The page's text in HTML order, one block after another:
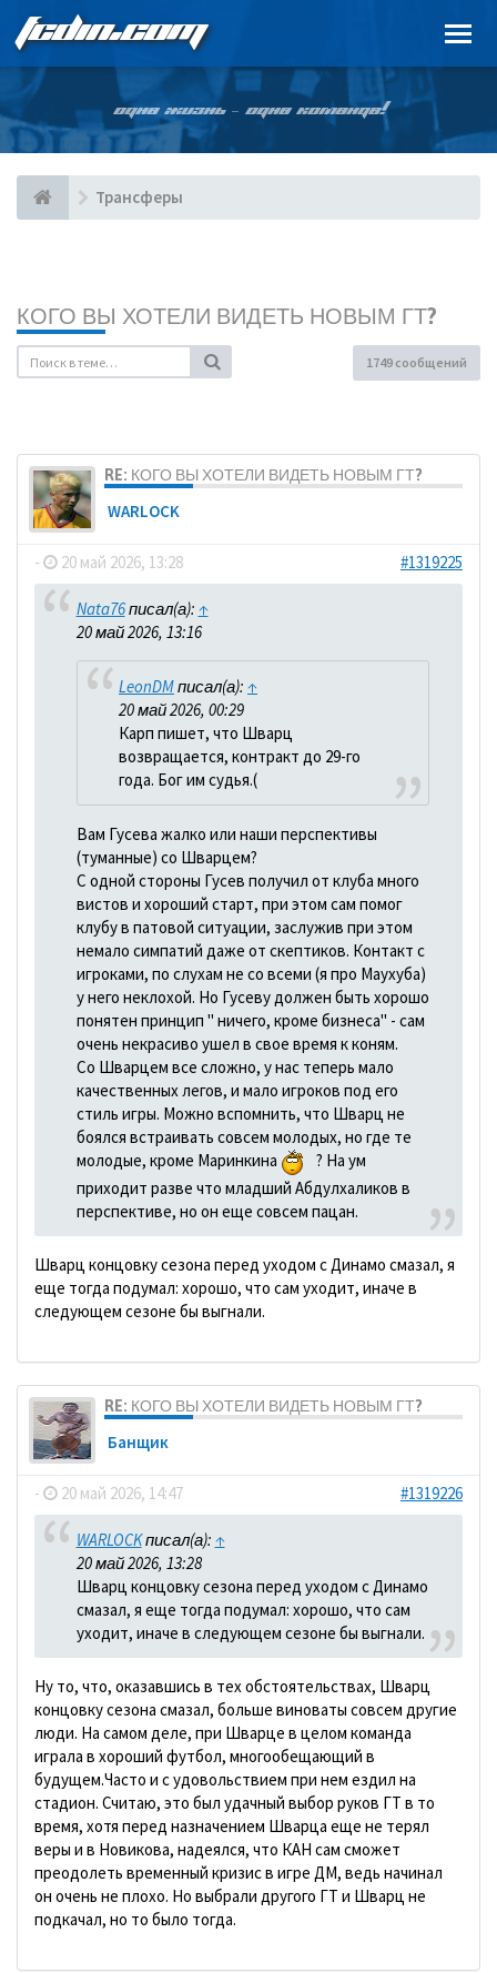
FCDIN.COM
ОДНА ЖИЗНЬ – ОДНА КОМАНДА!
Трансферы
КОГО ВЫ ХОТЕЛИ ВИДЕТЬ НОВЫМ ГТ?
1749 сообщений
RE: КОГО ВЫ ХОТЕЛИ ВИДЕТЬ НОВЫМ ГТ?
WARLOCK
- 20 май 2026, 13:28 #1319225
Nata76писал(а): ↑
20 май 2026, 13:16
LeonDMписал(а): ↑
20 май 2026, 00:29
Карп пишет, что Шварц
возвращается, контракт до 29-го
года. Бог им судья.(
Вам Гусева жалко или наши перспективы
(туманные) со Шварцем?
С одной стороны Гусев получил от клуба много
вистов и хороший старт, при этом сам помог
клубу в патовой ситуации, заслужив при этом
немало симпатий даже от скептиков. Контакт с
игроками, по слухам не со всеми (я про Маухуба)
у него неклохой. Но Гусеву должен быть хорошо
понятен принцип " ничего, кроме бизнеса" - сам
очень некрасиво ушел в свое время к коням.
Со Шварцем все сложно, у нас теперь мало
качественных легов, и мало игроков под его
стиль игры. Можно вспомнить, что Шварц не
боялся встраивать совсем молодых, но где те
молодые, кроме Маринкина
? На ум
приходит разве что младший Абдулхаликов в
перспективе, но он еще совсем пацан.
Шварц концовку сезона перед уходом с Динамо смазал, я
еще тогда подумал: хорошо, что сам уходит, иначе в
следующем сезоне бы выгнали.
RE: КОГО ВЫ ХОТЕЛИ ВИДЕТЬ НОВЫМ ГТ?
Банщик
- 20 май 2026, 14:47 #1319226
WARLOCKписал(а): ↑
20 май 2026, 13:28
Шварц концовку сезона перед уходом с Динамо
смазал, я еще тогда подумал: хорошо, что сам
уходит, иначе в следующем сезоне бы выгнали.
Ну то, что, оказавшись в тех обстоятельствах, Шварц
концовку сезона смазал, больше виноваты совсем другие
люди. На самом деле, при Шварце в целом команда
играла в хороший футбол, многообещающий в
будущем.Часто и с удовольствием при нем ездил на
стадион. Считаю, это был удачный выбор руков ГТ в то
время, хотя перед назначением Шварца еще не терял
веры и в Новикова, надеялся, что КАН сам сможет
преодолеть временный кризис в игре ДМ, ведь начинал
он очень не плохо. Но выбрали другого ГТ и Шварц не
подкачал, но то было тогда.